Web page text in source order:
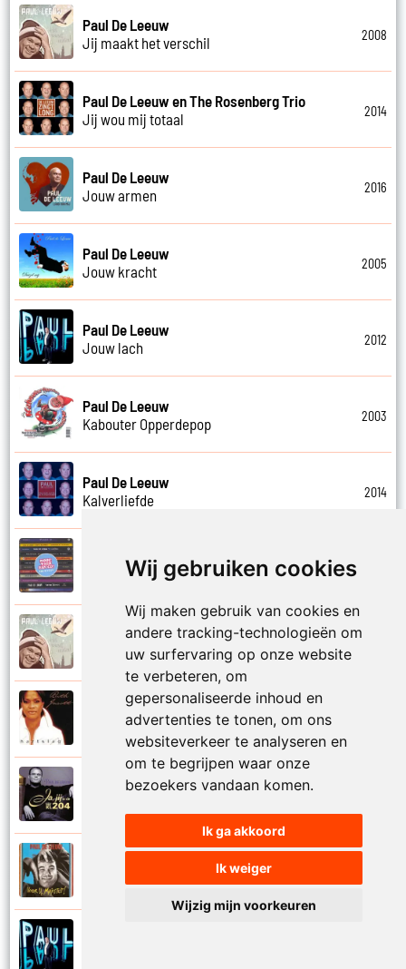
Wij gebruiken cookies
Wij maken gebruik van cookies en
andere tracking-technologieën om
uw surfervaring op onze website
te verbeteren, om
gepersonaliseerde inhoud en
advertenties te tonen, om ons
websiteverkeer te analyseren en
om te begrijpen waar onze
bezoekers vandaan komen.
Ik ga akkoord
Ik weiger
Wijzig mijn voorkeuren
Paul De Leeuw
Jij maakt het verschil
2008
Paul De Leeuw en The Rosenberg Trio
Jij wou mij totaal
2014
Paul De Leeuw
Jouw armen
2016
Paul De Leeuw
Jouw kracht
2005
Paul De Leeuw
Jouw lach
2012
Paul De Leeuw
Kabouter Opperdepop
2003
Paul De Leeuw
Kalverliefde
2014
Paul De Leeuw en Adje
Katinka
Paul De Leeuw
Kerstmis
Ruth Jacott en Paul De Leeuw
Kijk niet uit
Paul De Leeuw
Knuffellied